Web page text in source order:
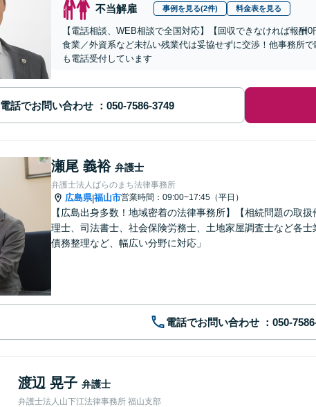
不当解雇 事例を見る(2件) 料金表を見る
【電話相談、WEB相談で全国対応】【回収できなければ報
食業／外資系など未払い残業代は妥協せずに交渉！他事務所
も電話受付しています
電話でお問い合わせ
瀬尾 義裕 弁護士
弁護士法人ばらのまち法律事務所
広島県|福山市営業時間：09:00~17:45（平日）
【広島出身多数！地域密着の法律事務所】【相続問題の取
理士、司法書士、社会保険労務士、土地家屋調査士など各
債務整理など、幅広い分野に対応」
電話でお問い合わせ
渡辺 晃子 弁護士
弁護士法人山下江法律事務所 福山支部